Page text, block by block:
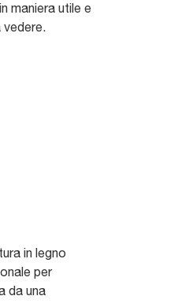
maniera utile e
vedere.
in legno
per
da una